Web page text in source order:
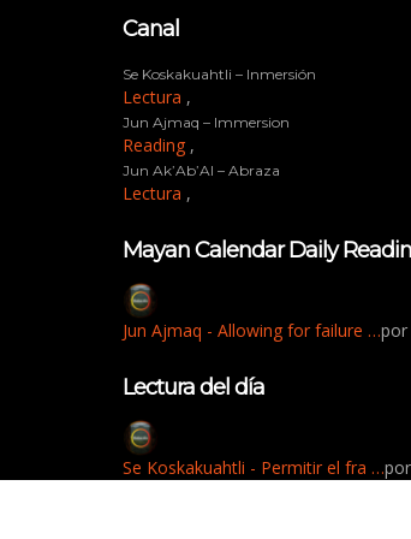
Canal
Se Koskakuahtli – Inmersión
Lectura ,
Jun Ajmaq – Immersion
Reading ,
Jun Ak’Ab’Al – Abraza
Lectura ,
Mayan Calendar Daily
Jun Ajmaq - Allowing for failure …por
Lectura del día
Se Koskakuahtli - Permitir el fra …por